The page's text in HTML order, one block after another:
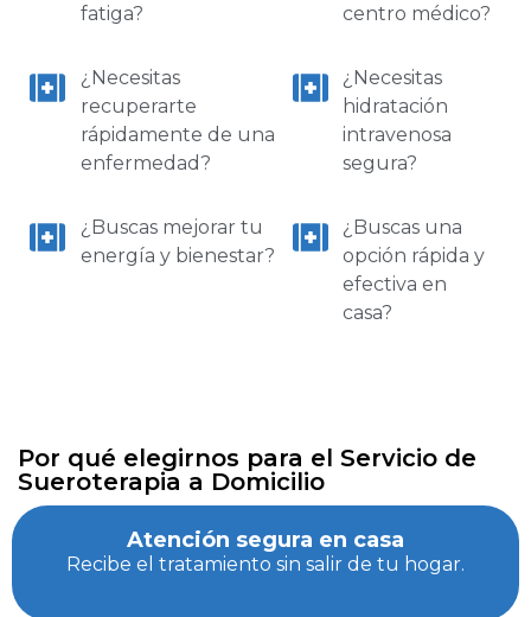
fatiga?
¿Necesitas
recuperarte
rápidamente de una
enfermedad?
¿Buscas mejorar tu
energía y bienestar?
centro médico?
¿Necesitas
hidratación
intravenosa
segura?
¿Buscas una
opción rápida y
efectiva en
casa?
Por qué elegirnos para el Servicio de
Sueroterapia a Domicilio
Atención segura en casa
Recibe el tratamiento sin salir de tu hogar.